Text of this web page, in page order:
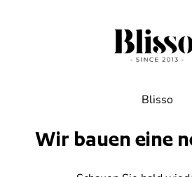
Blisso
Wir bauen eine